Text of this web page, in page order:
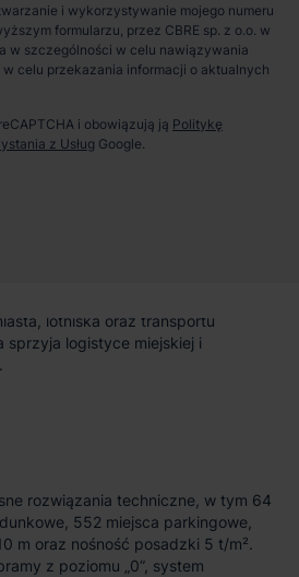
park magazynowo-logistyczny
warszawskiej dzielnicy Włochy, w
lotniska Chopina. Kompleks składa
o łącznej powierzchni blisko 39 000
jest 1 018 m². Obiekt idealnie
dystrybucyjne, magazyn miejski lub
lotniska oraz transportu
sprzyja logistyce miejskiej i
rozwiązania techniczne, w tym 64
552 miejsca parkingowe,
m oraz nośność posadzki 5 t/m².
z poziomu „0”, system
i wykorzystywanie mojego numeru
formularzu, przez CBRE sp. z o.o. w
w szczególności w celu nawiązywania
celu przekazania informacji o aktualnych
i obowiązują ją Politykę
z Usług Google.